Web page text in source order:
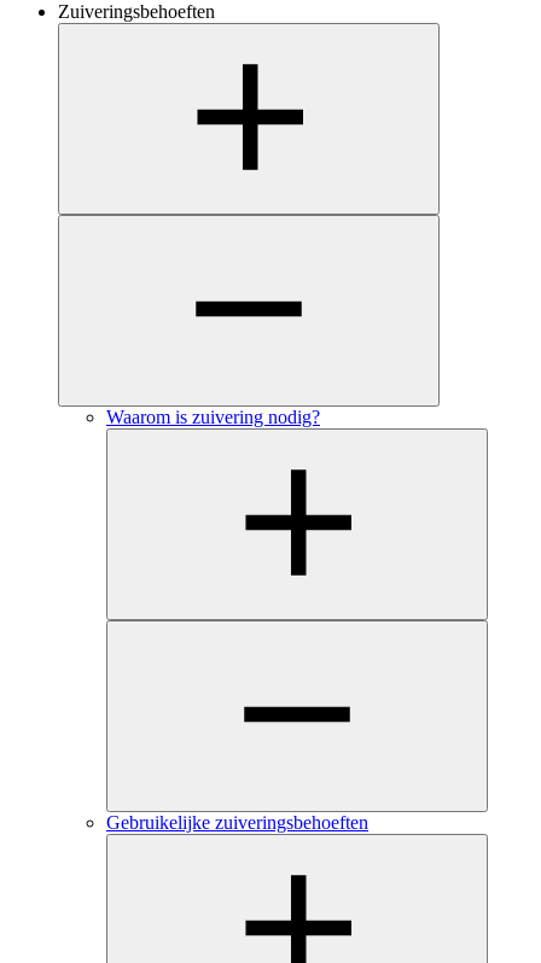
Zuiveringsbehoeften
Waarom is zuivering nodig?
Gebruikelijke zuiveringsbehoeften